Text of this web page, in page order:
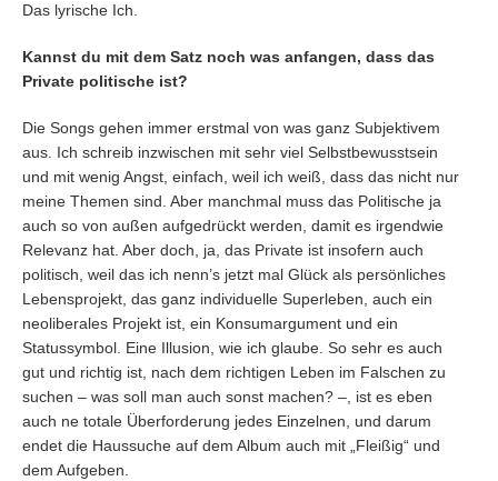
Das lyrische Ich.
Kannst du mit dem Satz noch was anfangen, dass das
Private politische ist?
Die Songs gehen immer erstmal von was ganz Subjektivem
aus. Ich schreib inzwischen mit sehr viel Selbstbewusstsein
und mit wenig Angst, einfach, weil ich weiß, dass das nicht nur
meine Themen sind. Aber manchmal muss das Politische ja
auch so von außen aufgedrückt werden, damit es irgendwie
Relevanz hat. Aber doch, ja, das Private ist insofern auch
politisch, weil das ich nenn’s jetzt mal Glück als persönliches
Lebensprojekt, das ganz individuelle Superleben, auch ein
neoliberales Projekt ist, ein Konsumargument und ein
Statussymbol. Eine Illusion, wie ich glaube. So sehr es auch
gut und richtig ist, nach dem richtigen Leben im Falschen zu
suchen – was soll man auch sonst machen? –, ist es eben
auch ne totale Überforderung jedes Einzelnen, und darum
endet die Haussuche auf dem Album auch mit „Fleißig“ und
dem Aufgeben.